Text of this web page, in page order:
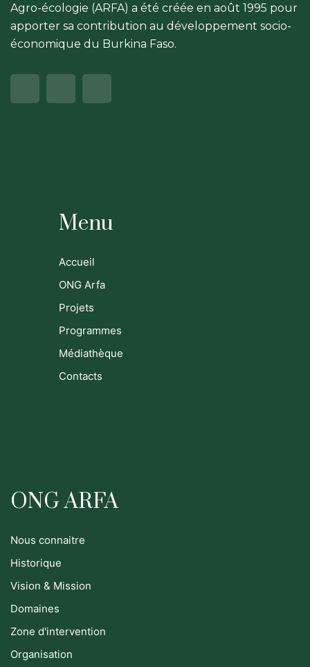
Agro-écologie (ARFA) a été créée en août 1995 pour
apporter sa contribution au développement socio-
économique du Burkina Faso.
Menu
Accueil
ONG Arfa
Projets
Programmes
Médiathèque
Contacts
ONG ARFA
Nous connaitre
Historique
Vision & Mission
Domaines
Zone d'intervention
Organisation